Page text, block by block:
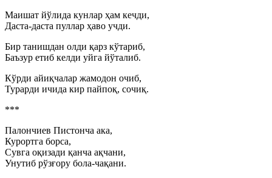
Маишат йўлида кунлар ҳам кечди,
Даста-даста пуллар ҳаво учди.
Бир танишдан олди қарз кўтариб,
Баъзур етиб келди уйга йўталиб.
Кўрди айиқчалар жамодон очиб,
Турарди ичида кир пайпоқ, сочиқ.
***
Палончиев Пистонча ака,
Курортга борса,
Сувга оқизади қанча ақчани,
Унутиб рўзғору бола-чақани.